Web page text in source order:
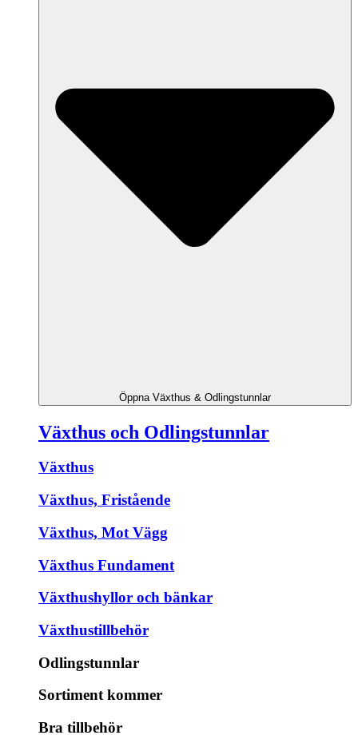
Öppna Växthus & Odlingstunnlar
Växthus och Odlingstunnlar
Växthus
Växthus, Fristående
Växthus, Mot Vägg
Växthus Fundament
Växthushyllor och bänkar
Växthustillbehör
Odlingstunnlar
Sortiment kommer
Bra tillbehör